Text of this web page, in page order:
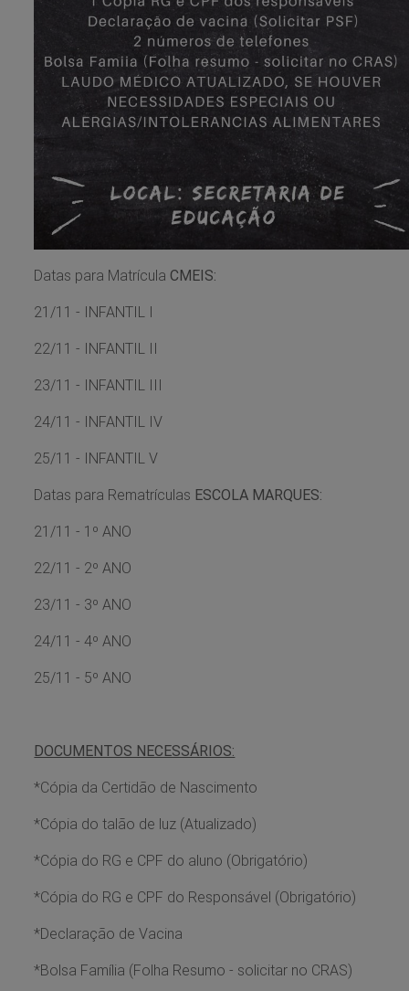
Datas para MatrículaCMEIS:
21/11 - INFANTIL I
22/11 - INFANTIL II
23/11 - INFANTIL III
24/11 - INFANTIL IV
25/11 - INFANTIL V
Datas para Rematrículas ESCOLA MARQUES:
21/11 - 1º ANO
22/11 - 2º ANO
23/11 - 3º ANO
24/11 - 4º ANO
25/11 - 5º ANO
DOCUMENTOS NECESSÁRIOS:
*Cópia da Certidão de Nascimento
*Cópia do talão de luz (Atualizado)
*Cópia do RG e CPF do aluno (Obrigatório)
*Cópia do RG e CPF do Responsável (Obrigatório)
*Declaração de Vacina
*Bolsa Família (Folha Resumo - solicitar no CRAS)